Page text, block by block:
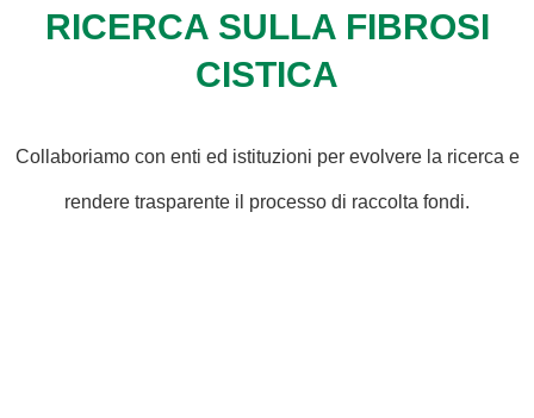
RICERCA SULLA FIBROSI
CISTICA
Collaboriamo con enti ed istituzioni per evolvere la ricerca e
rendere trasparente il processo di raccolta fondi.